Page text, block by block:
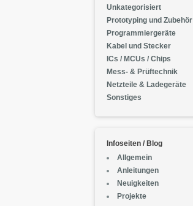
Unkategorisiert
Prototyping und Zubehör
Programmiergeräte
Kabel und Stecker
ICs / MCUs / Chips
Mess- & Prüftechnik
Netzteile & Ladegeräte
Sonstiges
Infoseiten / Blog
Allgemein
Anleitungen
Neuigkeiten
Projekte